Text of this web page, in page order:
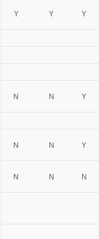
Y
Y
Y
Y
N
N
Y
N
N
N
N
N